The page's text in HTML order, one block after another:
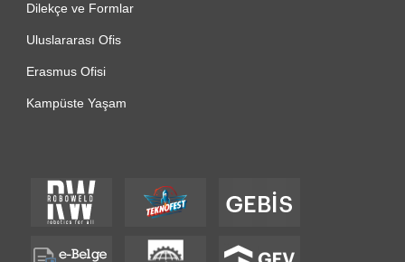
Dilekçe ve Formlar
Uluslararası Ofis
Erasmus Ofisi
Kampüste Yaşam